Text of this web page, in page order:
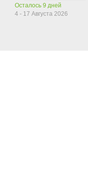
Осталось 9 дней
4 - 17 Августа 2026